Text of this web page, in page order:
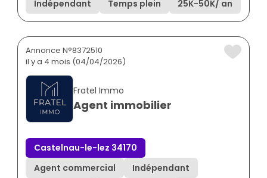
Indépendant Temps plein 25K-50K/ an
Annonce N°8372510
il y a 4 mois (04/04/2026)
Fratel Immo
Agent immobilier
Castelnau-le-lez 34170
Agent commercial
Indépendant